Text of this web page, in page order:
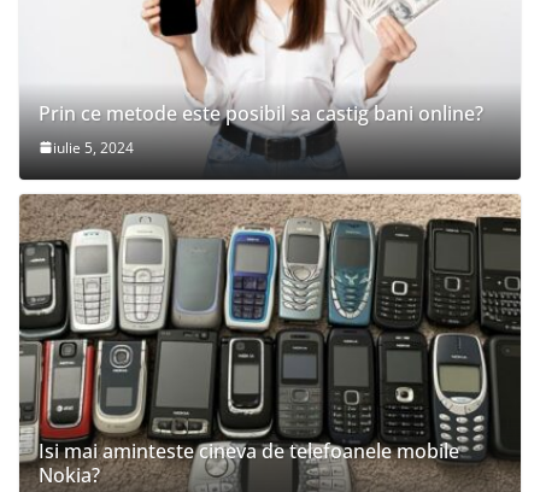
Prin ce metode este posibil sa castig bani online?
iulie 5, 2024
Isi mai aminteste cineva de telefoanele mobile
Nokia?